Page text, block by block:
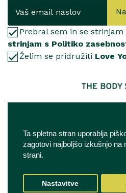
Ta spletna stran uporablja
zagotovi najboljšo izkušnjo na
strani.
Nastavitve
Prebral sem in se strinjam
strinjam s Politiko
Želim se pridružiti Love
© 2025 The Body Shop
® Registrirana blagovna znamka podjetja THE
The Body Shop franšiza je v lasti in
Za podrobnosti o EU imenovani odgovorni